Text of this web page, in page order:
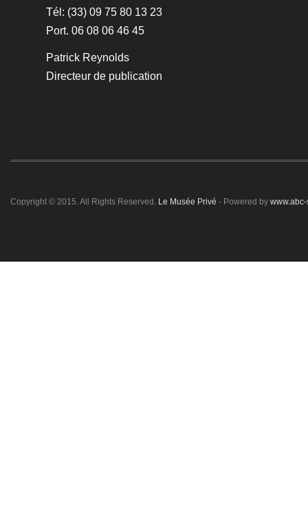
Tél: (33) 09 75 80 13 23
Port. 06 08 06 46 45
Patrick Reynolds
Directeur de publication
Copyright © 2015. All Rights Reserved. Le Musée Privé - Powered by